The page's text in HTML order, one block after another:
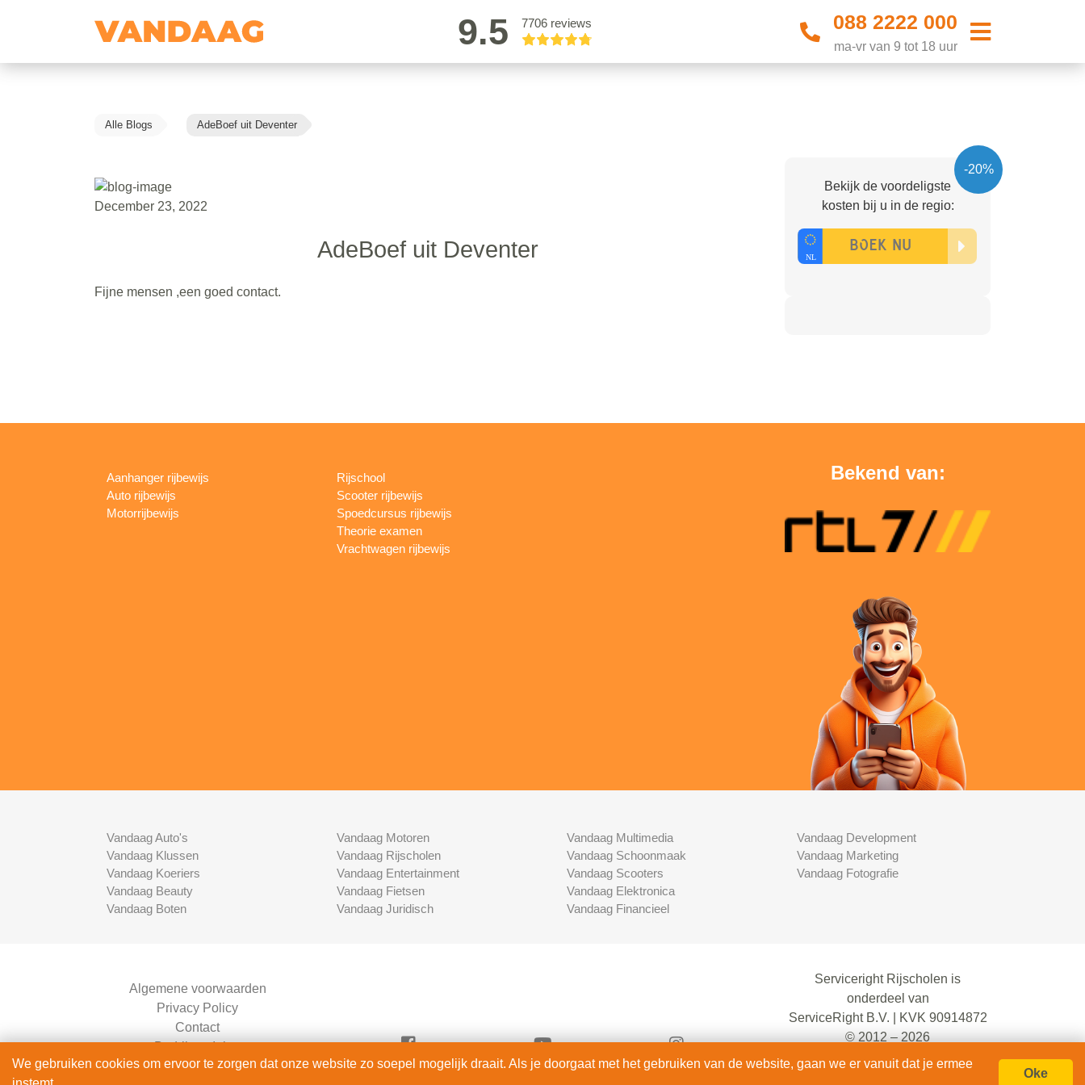
9.5 7706 reviews 088 2222 000
ma-vr van 9 tot 18 uur
Alle Blogs AdeBoef uit Deventer
December 23, 2022
AdeBoef uit Deventer
Fijne mensen ,een goed contact.
-20%
Bekijk de voordeligste
kosten bij u in de regio:
Aanhanger rijbewijs
Auto rijbewijs
Motorrijbewijs
Rijschool
Scooter rijbewijs
Spoedcursus rijbewijs
Theorie examen
Vrachtwagen rijbewijs
Bekend van:
Vandaag Auto's
Vandaag Klussen
Vandaag Koeriers
Vandaag Beauty
Vandaag Boten
Vandaag Motoren
Vandaag Rijscholen
Vandaag Entertainment
Vandaag Fietsen
Vandaag Juridisch
Vandaag Multimedia
Vandaag Schoonmaak
Vandaag Scooters
Vandaag Elektronica
Vandaag Financieel
Vandaag Development
Vandaag Marketing
Vandaag Fotografie
Algemene voorwaarden
Privacy Policy
Contact
Bedrijven Inlog
Serviceright Rijscholen is
onderdeel van
ServiceRight B.V. | KVK 90914872
© 2012 – 2026
alle rechten voorbehouden.
We gebruiken cookies om ervoor te zorgen dat onze website zo soepel mogelijk draait. Als je doorgaat met het gebruiken van de website, gaan we er vanuit dat je ermee
Oke